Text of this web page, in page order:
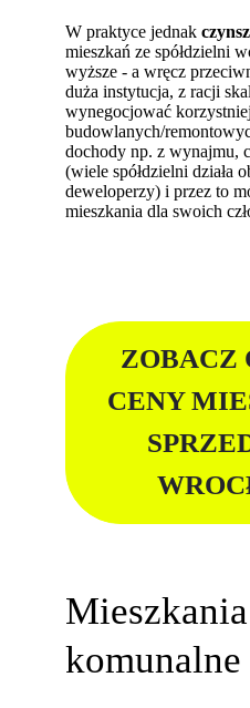
W praktyce jednak
mieszkań ze spółdzielni
wyższe - a wręcz
duża instytucja, z racji
wynegocjować
budowlanych/
dochody np. z wynajmu,
(wiele spółdzielni działa
deweloperzy) i przez to
mieszkania dla swoich
ZOBACZ
CENY
Mieszkania
komunalne